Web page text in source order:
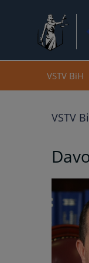
VSTV BiH
VSTV